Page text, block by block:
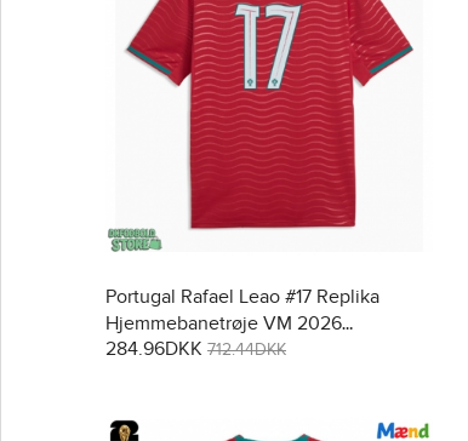
Portugal Rafael Leao #17 Replika
Hjemmebanetrøje VM 2026
Kortærmet
284.96DKK 712.44DKK